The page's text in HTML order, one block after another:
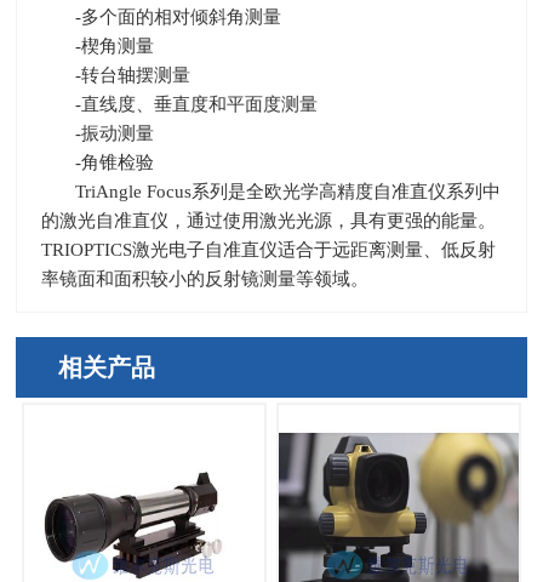
-多个面的相对倾斜角测量
-楔角测量
-转台轴摆测量
-直线度、垂直度和平面度测量
-振动测量
-角锥检验
TriAngle Focus系列是全欧光学高精度自准直仪系列中
的激光自准直仪，通过使用激光光源，具有更强的能量。
TRIOPTICS激光电子自准直仪适合于远距离测量、低反射
率镜面和面积较小的反射镜测量等领域。
相关产品